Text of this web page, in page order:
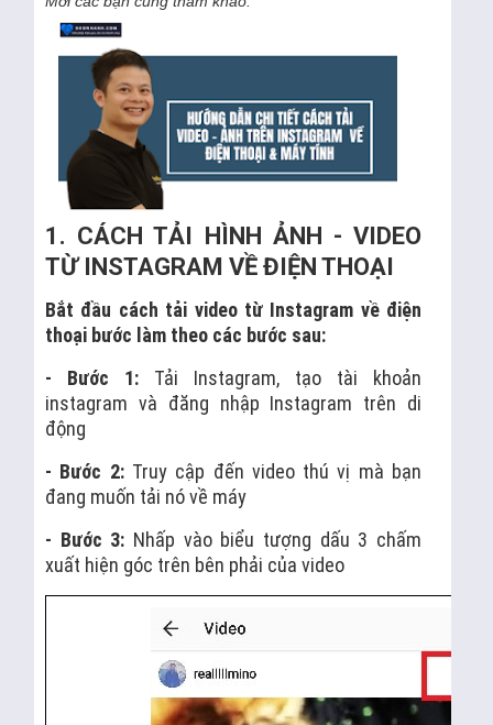
1. CÁCH TẢI HÌNH ẢNH - VIDEO
TỪ INSTAGRAM VỀ ĐIỆN THOẠI
Bắt đầu cách tải video từ Instagram về điện
thoại bước làm theo các bước sau:
- Bước 1: Tải Instagram, tạo tài khoản
instagram và đăng nhập Instagram trên di
động
- Bước 2:Truy cập đến video thú vị mà bạn
đang muốn tải nó về máy
- Bước 3: Nhấp vào biểu tượng dấu 3 chấm
xuất hiện góc trên bên phải của video